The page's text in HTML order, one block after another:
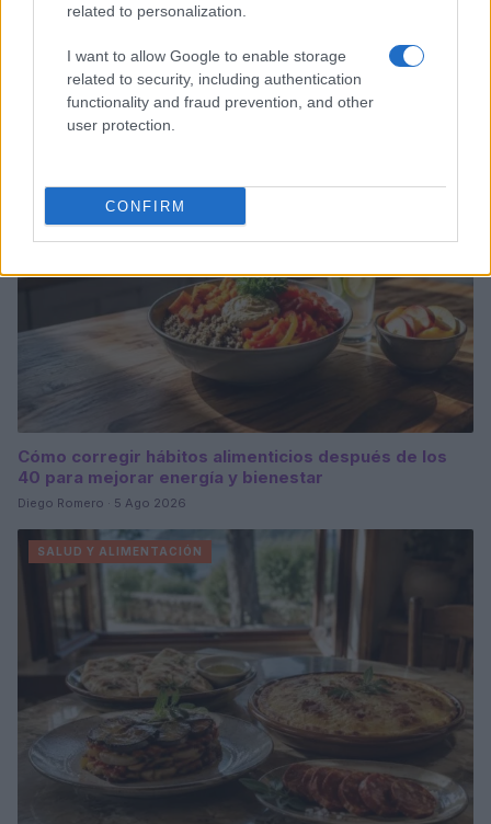
related to personalization.
I want to allow Google to enable storage
related to security, including authentication
functionality and fraud prevention, and other
user protection.
CONFIRM
Explorando la temporada de hongos: guía completa
del Hongosto
Diego Romero · 6 Ago 2026
Cómo corregir hábitos alimenticios después de los
40 para mejorar energía y bienestar
Diego Romero · 5 Ago 2026
SALUD Y ALIMENTACIÓN